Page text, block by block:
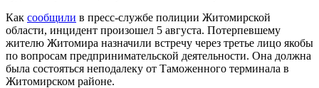
Как сообщили в пресс-службе полиции Житомирской
области, инцидент произошел 5 августа. Потерпевшему
жителю Житомира назначили встречу через третье лицо якобы
по вопросам предпринимательской деятельности. Она должна
была состояться неподалеку от Таможенного терминала в
Житомирском районе.